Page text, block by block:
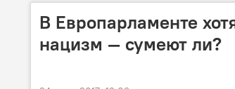
В Европарламенте
нацизм — сумеют ли?